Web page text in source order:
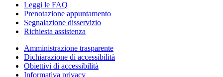
Leggi le FAQ
Prenotazione appuntamento
Segnalazione disservizio
Richiesta assistenza
Amministrazione trasparente
Dichiarazione di accessibilità
Obiettivi di accessibilità
Informativa privacy